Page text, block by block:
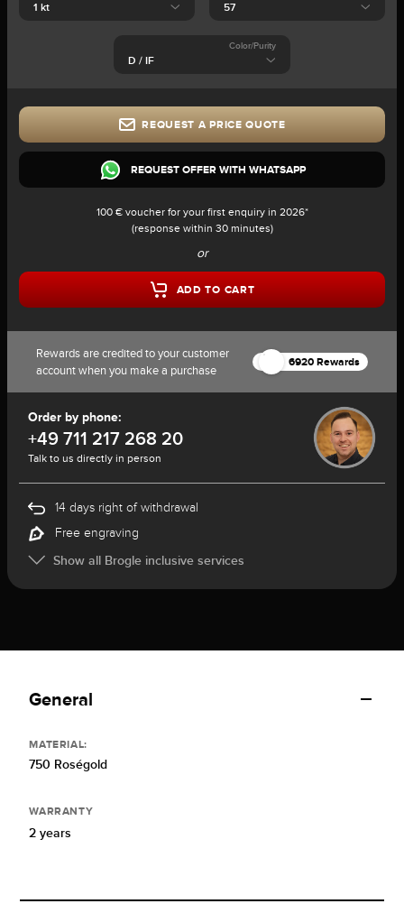
Color/Purity
REQUEST A PRICE QUOTE
REQUEST OFFER WITH WHATSAPP
100 € voucher for your first enquiry in 2026*
(response within 30 minutes)
or
ADD TO CART
Rewards are credited to your customer
account when you make a purchase
6920 Rewards
Order by phone:
+49 711 217 268 20
Talk to us directly in person
14 days right of withdrawal
Free engraving
Show all Brogle inclusive services
General
MATERIAL:
750 Roségold
WARRANTY
2 years